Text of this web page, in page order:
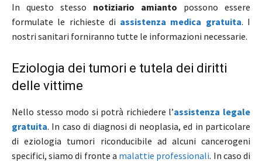
In questo stesso notiziario amianto possono essere
formulate le richieste di assistenza medica gratuita. I
nostri sanitari forniranno tutte le informazioni necessarie.
Eziologia dei tumori e tutela dei diritti
delle vittime
Nello stesso modo si potrà richiedere l’assistenza legale
gratuita. In caso di diagnosi di neoplasia, ed in particolare
di eziologia tumori riconducibile ad alcuni cancerogeni
specifici, siamo di fronte a malattie professionali. In caso di